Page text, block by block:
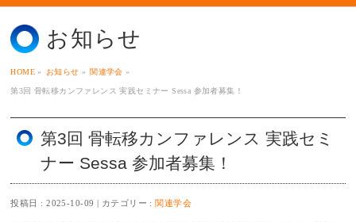
お知らせ
HOME » お知らせ » 関連学会 »
第3回 骨転移カンファレンス 実践セミナー Sessa 参加者募集！
第3回 骨転移カンファレンス 実践セミ
ナー Sessa 参加者募集！
投稿日 : 2025-10-09 カテゴリー :関連学会